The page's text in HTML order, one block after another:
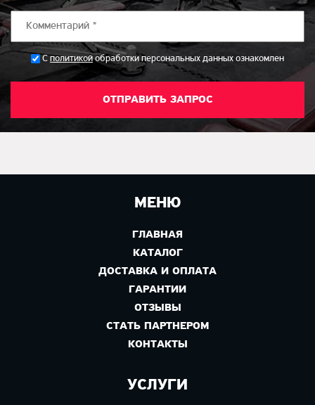
* Сполитикойобработки персональных данных ознакомлен
МЕНЮ
ГЛАВНАЯ
КАТАЛОГ
ДОСТАВКА И ОПЛАТА
ГАРАНТИИ
ОТЗЫВЫ
СТАТЬ ПАРТНЕРОМ
КОНТАКТЫ
УСЛУГИ